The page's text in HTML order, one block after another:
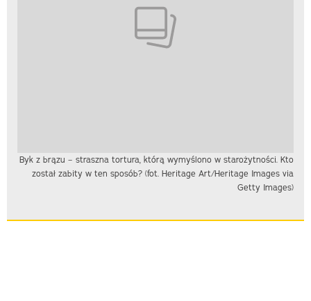
Byk z brązu – straszna tortura, którą wymyślono w starożytności. Kto
został zabity w ten sposób? (fot. Heritage Art/Heritage Images via
Getty Images)